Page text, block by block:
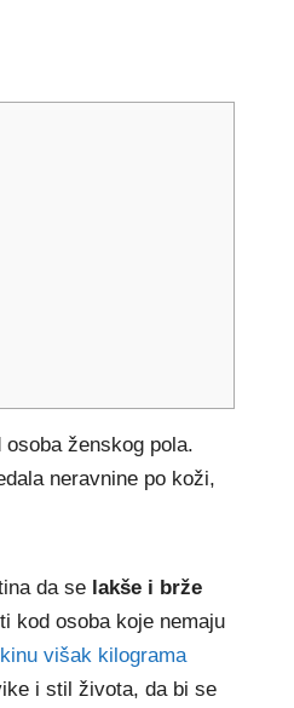
ženskog pola.
neravnine po koži,
da se lakše i brže
kod osoba koje nemaju
višak kilograma
i stil života, da bi se